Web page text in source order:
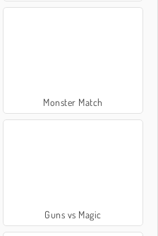
Monster Match
Guns vs Magic